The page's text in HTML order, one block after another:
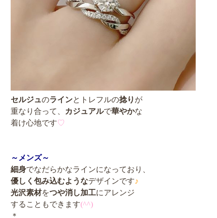
セルジュのラインとトレフルの捻り が
重なり合って、 カジュアルで華やかな
着け心地です♡
～メンズ～
細身でなだらかなラインになっており、
優しく包み込むようなデザインです♪
光沢素材をつや消し加工にアレンジ
することもできます(^^)
＊